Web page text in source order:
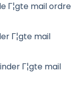
Г¦gte mail ordre
Г¦gte mail
Г¦gte mail